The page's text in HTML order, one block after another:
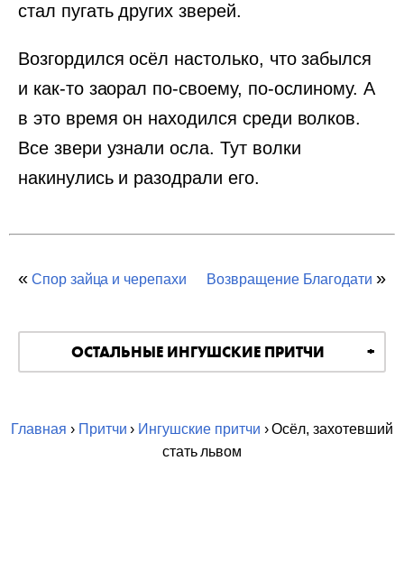
стал пугать других зверей.
Возгордился осёл настолько, что забылся
и как-то заорал по-своему, по-ослиному. А
в это время он находился среди волков.
Все звери узнали осла. Тут волки
накинулись и разодрали его.
« Спор зайца и черепахи Возвращение Благодати »
ОСТАЛЬНЫЕ ИНГУШСКИЕ ПРИТЧИ
Главная › Притчи › Ингушские притчи › Осёл, захотевший
стать львом